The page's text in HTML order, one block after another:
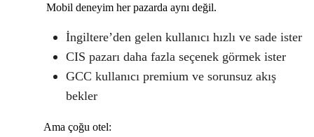
Mobil deneyim her pazarda aynı değil.
İngiltere’den gelen kullanıcı hızlı ve sade ister
CIS pazarı daha fazla seçenek görmek ister
GCC kullanıcı premium ve sorunsuz akış
bekler
Ama çoğu otel: